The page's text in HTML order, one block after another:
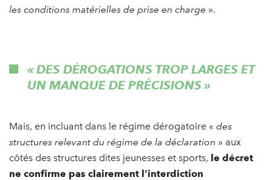
les conditions matérielles de prise en charge ».
« DES DÉROGATIONS TROP LARGES ET
UN MANQUE DE PRÉCISIONS »
Mais, en incluant dans le régime dérogatoire « des
structures relevant du régime de la déclaration » aux
côtés des structures dites jeunesses et sports, le décret
ne confirme pas clairement l’interdiction